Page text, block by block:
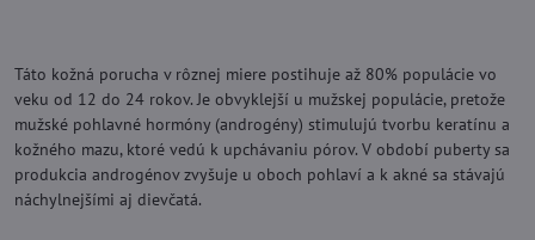
Táto kožná porucha v rôznej miere postihuje až 80% populácie vo
veku od 12 do 24 rokov. Je obvyklejší u mužskej populácie, pretože
mužské pohlavné hormóny (androgény) stimulujú tvorbu keratínu a
kožného mazu, ktoré vedú k upchávaniu pórov. V období puberty sa
produkcia androgénov zvyšuje u oboch pohlaví a k akné sa stávajú
náchylnejšími aj dievčatá.